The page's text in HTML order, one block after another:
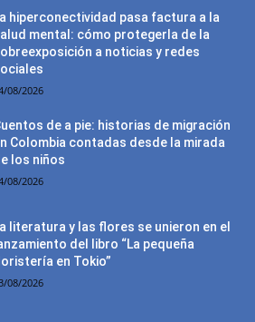
hiperconectividad pasa factura a la
mental: cómo protegerla de la
a noticias y redes
08/2026
de a pie: historias de migración
Colombia contadas desde la mirada
los niños
08/2026
literatura y las flores se unieron en el
del libro “La pequeña
en Tokio”
08/2026